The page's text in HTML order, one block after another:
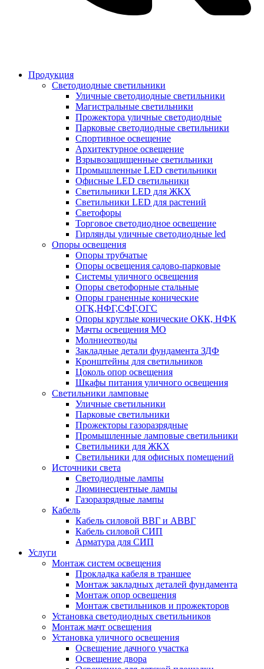
Продукция
Светодиодные светильники
Уличные светодиодные светильники
Магистральные светильники
Прожектора уличные светодиодные
Парковые светодиодные светильники
Спортивное освещение
Архитектурное освещение
Взрывозащищенные светильники
Промышленные LED светильники
Офисные LED светильники
Cветильники LED для ЖКХ
Светильники LED для растений
Светофоры
Торговое светодиодное освещение
Гирлянды уличные светодиодные led
Опоры освещения
Опоры трубчатые
Опоры освещения садово-парковые
Системы уличного освещения
Опоры светофорные стальные
Опоры граненные конические
ОГК,НФГ,СФГ,ОГС
Опоры круглые конические ОКК, НФК
Мачты освещения МО
Молниеотводы
Закладные детали фундамента ЗДФ
Кронштейны для светильников
Цоколь опор освещения
Шкафы питания уличного освещения
Светильники ламповые
Уличные светильники
Парковые светильники
Прожекторы газоразрядные
Промышленные ламповые светильники
Светильники для ЖКХ
Светильники для офисных помещений
Источники света
Светодиодные лампы
Люминесцентные лампы
Газоразрядные лампы
Кабель
Кабель силовой ВВГ и АВВГ
Кабель силовой СИП
Арматура для СИП
Услуги
Монтаж систем освещения
Прокладка кабеля в траншее
Монтаж закладных деталей фундамента
Монтаж опор освещения
Монтаж светильников и прожекторов
Установка светодиодных светильников
Монтаж мачт освещения
Установка уличного освещения
Освещение дачного участка
Освещение двора